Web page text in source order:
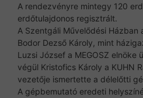
A rendezvényre mintegy 120
erdőtulajdonos regisztrált.
A Szentgáli Művelődési
Bodor Dezső Károly, mint
Luzsi József a MEGOSZ elnöke
végül Kristofics Károly a KUHN
vezetője ismertette a délelőtti
A gépbemutató eredeti